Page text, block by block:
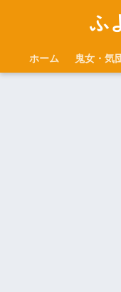
ふ
ホーム 鬼女・気